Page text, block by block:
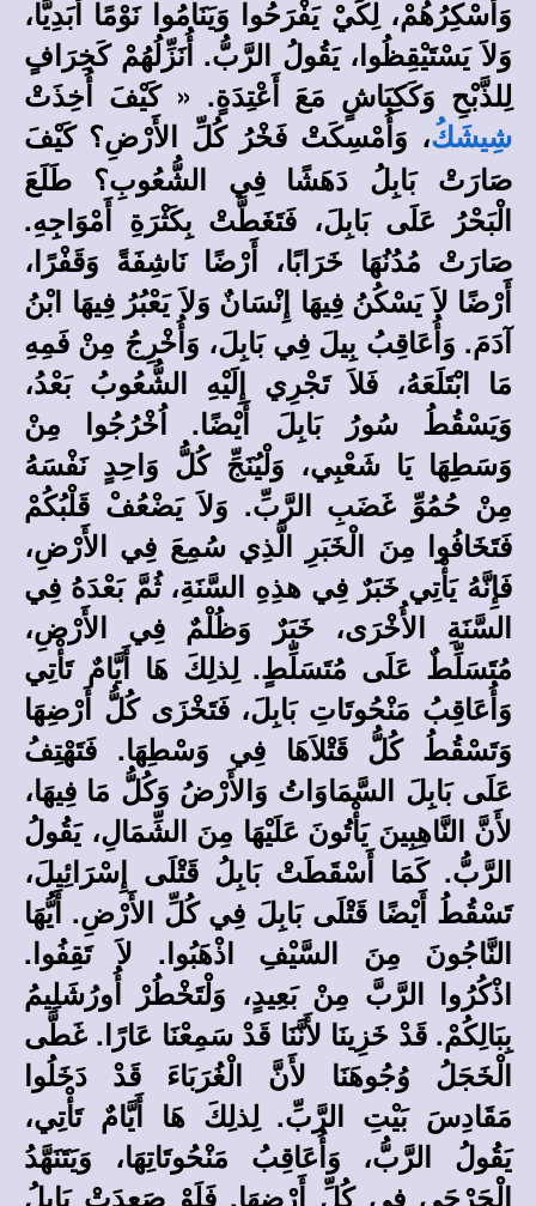
وَأُسْكِرُهُمْ، لِكَيْ يَفْرَحُوا وَيَنَامُوا نَوْمًا أَبَدِيًّا،
وَلاَ يَسْتَيْقِظُوا، يَقُولُ الرَّبُّ. أُنَزِّلُهُمْ كَخِرَافٍ
لِلذَّبْحِ وَكَكِبَاشٍ مَعَ أَعْتِدَةٍ. « كَيْفَ أُخِذَتْ
شِيشَكُ، وَأُمْسِكَتْ فَخْرُ كُلِّ الأَرْضِ؟ كَيْفَ
صَارَتْ بَابِلُ دَهَشًا فِي الشُّعُوبِ؟ طَلَعَ
الْبَحْرُ عَلَى بَابِلَ، فَتَغَطَّتْ بِكَثْرَةِ أَمْوَاجِهِ.
صَارَتْ مُدُنُهَا خَرَابًا، أَرْضًا نَاشِفَةً وَقَفْرًا،
أَرْضًا لاَ يَسْكُنُ فِيهَا إِنْسَانٌ وَلاَ يَعْبُرُ فِيهَا ابْنُ
آدَمَ. وَأُعَاقِبُ بِيلَ فِي بَابِلَ، وَأُخْرِجُ مِنْ فَمِهِ
مَا ابْتَلَعَهُ، فَلاَ تَجْرِي إِلَيْهِ الشُّعُوبُ بَعْدُ،
وَيَسْقُطُ سُورُ بَابِلَ أَيْضًا. اُخْرُجُوا مِنْ
وَسَطِهَا يَا شَعْبِي، وَلْيُنَجِّ كُلُّ وَاحِدٍ نَفْسَهُ
مِنْ حُمُوِّ غَضَبِ الرَّبِّ. وَلاَ يَضْعُفْ قَلْبُكُمْ
فَتَخَافُوا مِنَ الْخَبَرِ الَّذِي سُمِعَ فِي الأَرْضِ،
فَإِنَّهُ يَأْتِي خَبَرٌ فِي هذِهِ السَّنَةِ، ثُمَّ بَعْدَهُ فِي
السَّنَةِ الأُخْرَى، خَبَرٌ وَظُلْمٌ فِي الأَرْضِ،
مُتَسَلِّطٌ عَلَى مُتَسَلِّطٍ. لِذلِكَ هَا أَيَّامٌ تَأْتِي
وَأُعَاقِبُ مَنْحُوتَاتِ بَابِلَ، فَتَخْزَى كُلُّ أَرْضِهَا
وَتَسْقُطُ كُلُّ قَتْلاَهَا فِي وَسْطِهَا. فَتَهْتِفُ
عَلَى بَابِلَ السَّمَاوَاتُ وَالأَرْضُ وَكُلُّ مَا فِيهَا،
لأَنَّ النَّاهِبِينَ يَأْتُونَ عَلَيْهَا مِنَ الشِّمَالِ، يَقُولُ
الرَّبُّ. كَمَا أَسْقَطَتْ بَابِلُ قَتْلَى إِسْرَائِيلَ،
تَسْقُطُ أَيْضًا قَتْلَى بَابِلَ فِي كُلِّ الأَرْضِ. أَيُّهَا
النَّاجُونَ مِنَ السَّيْفِ اذْهَبُوا. لاَ تَقِفُوا.
اذْكُرُوا الرَّبَّ مِنْ بَعِيدٍ، وَلْتَخْطُرْ أُورُشَلِيمُ
بِبَالِكُمْ. قَدْ خَزِينَا لأَنَّنَا قَدْ سَمِعْنَا عَارًا. غَطَّى
الْخَجَلُ وُجُوهَنَا لأَنَّ الْغُرَبَاءَ قَدْ دَخَلُوا
مَقَادِسَ بَيْتِ الرَّبِّ. لِذلِكَ هَا أَيَّامٌ تَأْتِي،
يَقُولُ الرَّبُّ، وَأُعَاقِبُ مَنْحُوتَاتِهَا، وَيَتَنَهَّدُ
الْجَرْحَى فِي كُلِّ أَرْضِهَا. فَلَوْ صَعِدَتْ بَابِلُ